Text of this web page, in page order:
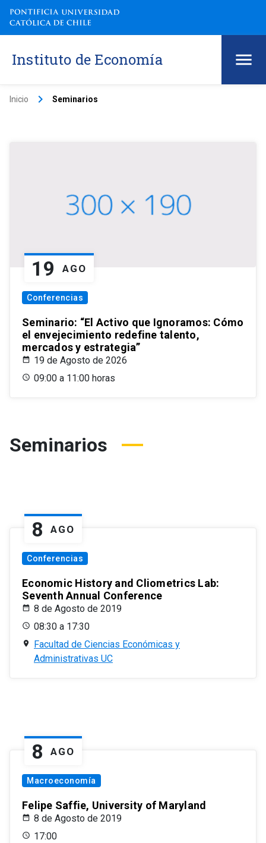
Instituto de Economía
Inicio keyboard_arrow_right Seminarios
19 AGO
Conferencias
Seminario: “El Activo que Ignoramos: Cómo
el envejecimiento redefine talento,
mercados y estrategia”
19 de Agosto de 2026
09:00 a 11:00 horas
Seminarios
8 AGO
Conferencias
Economic History and Cliometrics Lab:
Seventh Annual Conference
8 de Agosto de 2019
08:30 a 17:30
Facultad de Ciencias Económicas y
Administrativas UC
8 AGO
Macroeconomía
Felipe Saffie, University of Maryland
8 de Agosto de 2019
17:00